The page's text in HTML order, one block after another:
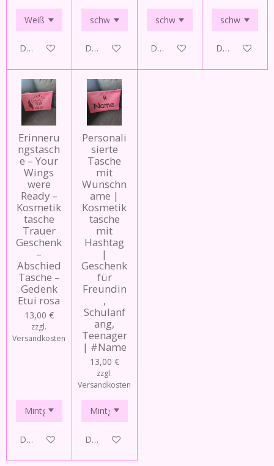
Details anzeigen Details anzeigen Details anzeigen Details
Erinneru
ngstasch
e – Your
Wings
were
Ready –
Kosmetik
tasche
Trauer
Geschenk
–
Abschied
Tasche –
Gedenk
Etui rosa
13,00 €
zzgl.
Versandkosten
Details anzeigen
Personali
sierte
Tasche
mit
Wunschn
ame |
Kosmetik
tasche
mit
Hashtag
|
Geschenk
für
Freundin
,
Schulanf
ang,
Teenager
| #Name
13,00 €
zzgl.
Versandkosten
Details anzeigen